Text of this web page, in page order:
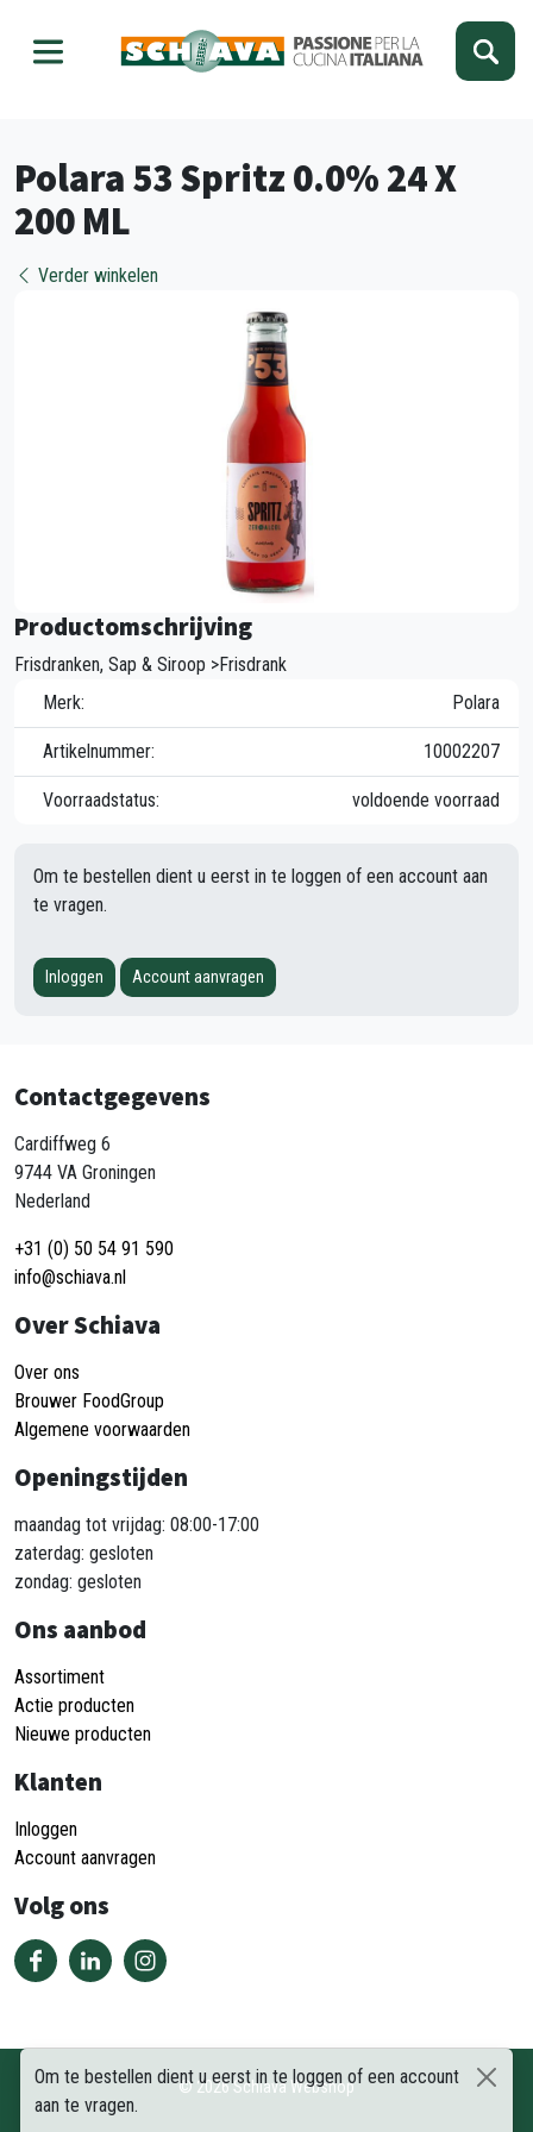
Polara 53 Spritz 0.0% 24 X
200 ML
Verder winkelen
Productomschrijving
Frisdranken, Sap & Siroop >Frisdrank
Merk:
Polara
Artikelnummer: 10002207
Voorraadstatus: voldoende voorraad
Om te bestellen dient u eerst in te loggen of een account aan
te vragen.
Inloggen Account aanvragen
Om te bestellen dient u eerst in te loggen of een account
aan te vragen.
Contactgegevens
Cardiffweg 6
9744 VA Groningen
Nederland
+31 (0) 50 54 91 590
info@schiava.nl
Over Schiava
Over ons
Brouwer FoodGroup
Algemene voorwaarden
Openingstijden
maandag tot vrijdag: 08:00-17:00
zaterdag: gesloten
zondag: gesloten
Ons aanbod
Assortiment
Actie producten
Nieuwe producten
Klanten
Inloggen
Account aanvragen
Volg ons
©2026Schiava Webshop